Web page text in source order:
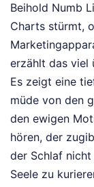
Beihold Numb
Charts stürmt,
erzählt das viel
Es zeigt eine
müde von den
den ewigen
hören, der
der Schlaf
Seele zu